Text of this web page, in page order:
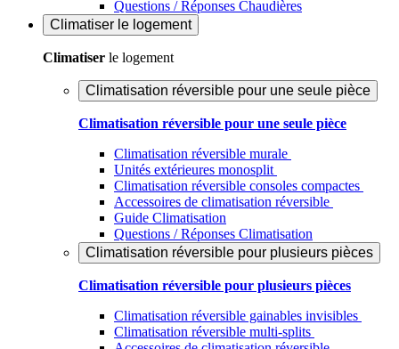
Questions / Réponses Chaudières
Climatiser le logement
Climatiser le logement
Climatisation réversible pour une seule pièce
Climatisation réversible pour une seule pièce
Climatisation réversible murale
Unités extérieures monosplit
Climatisation réversible consoles compactes
Accessoires de climatisation réversible
Guide Climatisation
Questions / Réponses Climatisation
Climatisation réversible pour plusieurs pièces
Climatisation réversible pour plusieurs pièces
Climatisation réversible gainables invisibles
Climatisation réversible multi-splits